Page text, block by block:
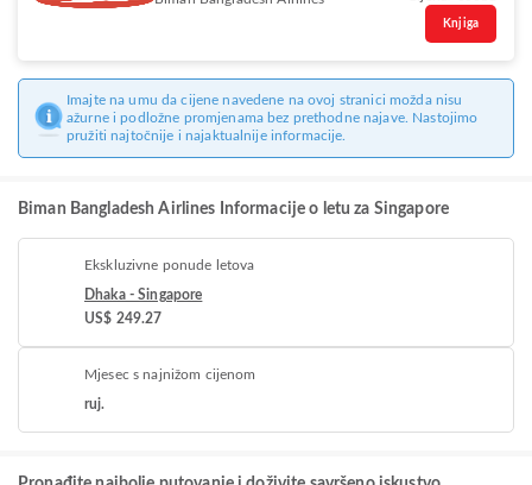
Knjiga
Imajte na umu da cijene navedene na ovoj stranici možda nisu
ažurne i podložne promjenama bez prethodne najave. Nastojimo
pružiti najtočnije i najaktualnije informacije.
Biman Bangladesh Airlines Informacije o letu za Singapore
Ekskluzivne ponude letova
Dhaka - Singapore
US$ 249.27
Mjesec s najnižom cijenom
ruj.